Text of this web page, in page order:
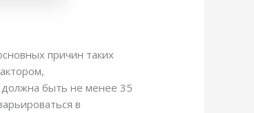
причин таких
должна быть не менее 35
в